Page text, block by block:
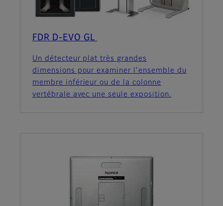
FDR D-EVO GL
Un détecteur plat très grandes
dimensions pour examiner l'ensemble du
membre inférieur ou de la colonne
vertébrale avec une seule exposition.